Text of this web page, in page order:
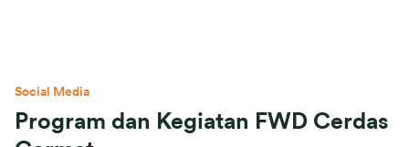
Social Media
Program dan Kegiatan FWD Cerdas